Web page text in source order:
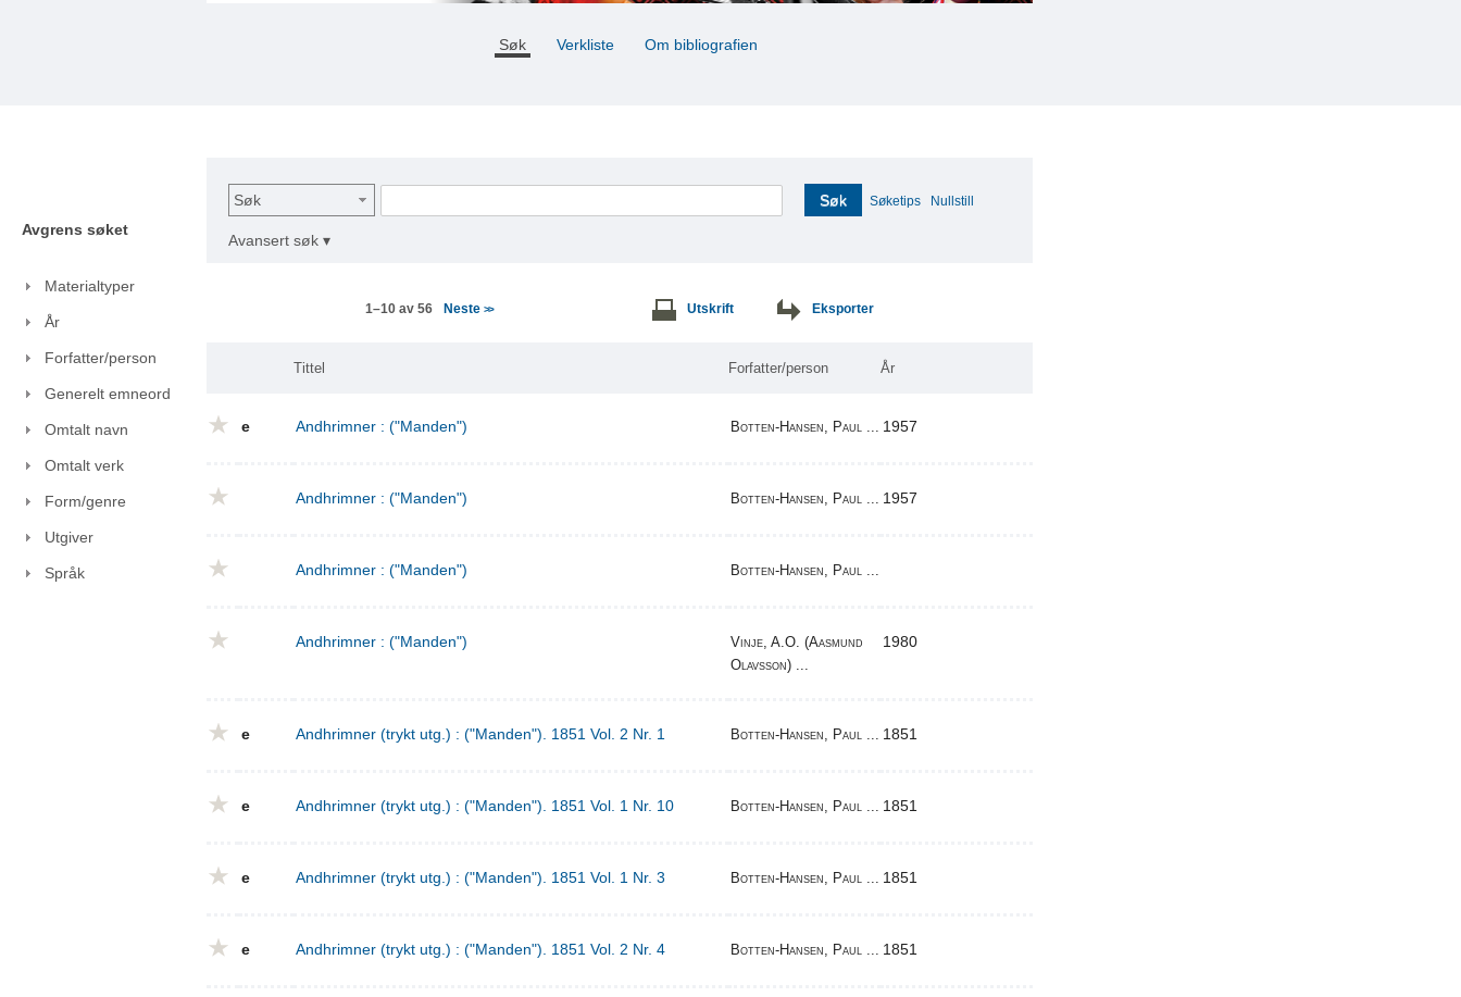
Søk Verkliste Om bibliografien
Avgrens søket
Materialtyper
År
Forfatter/person
Generelt emneord
Omtalt navn
Omtalt verk
Form/genre
Utgiver
Språk
Søk Søk Søketips Nullstill
Avansert søk ▾
1–10 av 56 Neste>> Utskrift Eksporter
Tittel Forfatter/person År
e Andhrimner : ("Manden") Botten-Hansen, Paul ... 1957
Andhrimner : ("Manden") Botten-Hansen, Paul ... 1957
Andhrimner : ("Manden") Botten-Hansen, Paul ...
Andhrimner : ("Manden")
Vinje, A.O. (Aasmund
Olavsson) ...
1980
e Andhrimner (trykt utg.) : ("Manden"). 1851 Vol. 2 Nr. 1 Botten-Hansen, Paul ... 1851
e Andhrimner (trykt utg.) : ("Manden"). 1851 Vol. 1 Nr. 10 Botten-Hansen, Paul ... 1851
e Andhrimner (trykt utg.) : ("Manden"). 1851 Vol. 1 Nr. 3 Botten-Hansen, Paul ... 1851
e Andhrimner (trykt utg.) : ("Manden"). 1851 Vol. 2 Nr. 4 Botten-Hansen, Paul ... 1851